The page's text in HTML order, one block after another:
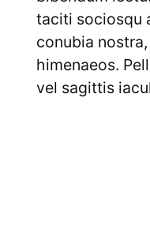
taciti sociosqu
conubia
himenaeos.
vel sagittis